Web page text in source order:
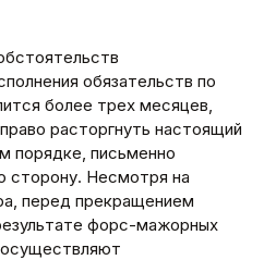
обязательств по
более трех месяцев,
расторгнуть настоящий
порядке, письменно
сторону. Несмотря на
перед прекращением
форс-мажорных